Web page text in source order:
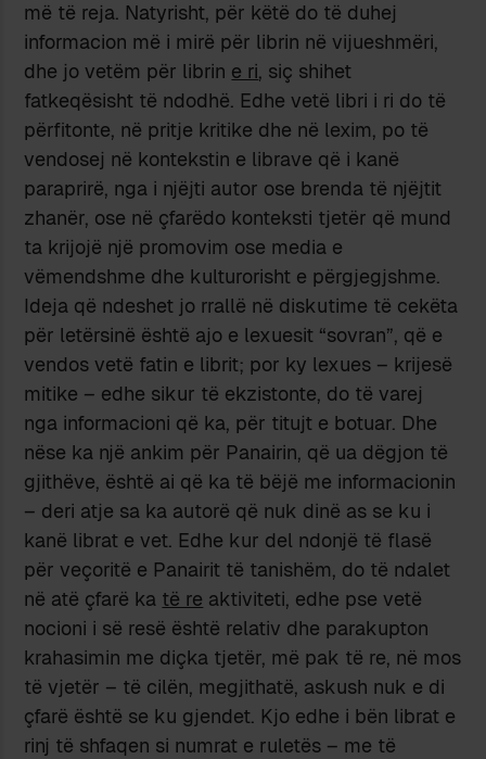
më të reja. Natyrisht, për këtë do të duhej
informacion më i mirë për librin në vijueshmëri,
dhe jo vetëm për librin e ri, siç shihet
fatkeqësisht të ndodhë. Edhe vetë libri i ri do të
përfitonte, në pritje kritike dhe në lexim, po të
vendosej në kontekstin e librave që i kanë
paraprirë, nga i njëjti autor ose brenda të njëjtit
zhanër, ose në çfarëdo konteksti tjetër që mund
ta krijojë një promovim ose media e
vëmendshme dhe kulturorisht e përgjegjshme.
Ideja që ndeshet jo rrallë në diskutime të cekëta
për letërsinë është ajo e lexuesit “sovran”, që e
vendos vetë fatin e librit; por ky lexues – krijesë
mitike – edhe sikur të ekzistonte, do të varej
nga informacioni që ka, për titujt e botuar. Dhe
nëse ka një ankim për Panairin, që ua dëgjon të
gjithëve, është ai që ka të bëjë me informacionin
– deri atje sa ka autorë që nuk dinë as se ku i
kanë librat e vet. Edhe kur del ndonjë të flasë
për veçoritë e Panairit të tanishëm, do të ndalet
në atë çfarë ka të re aktiviteti, edhe pse vetë
nocioni i së resë është relativ dhe parakupton
krahasimin me diçka tjetër, më pak të re, në mos
të vjetër – të cilën, megjithatë, askush nuk e di
çfarë është se ku gjendet. Kjo edhe i bën librat e
rinj të shfaqen si numrat e ruletës – me të